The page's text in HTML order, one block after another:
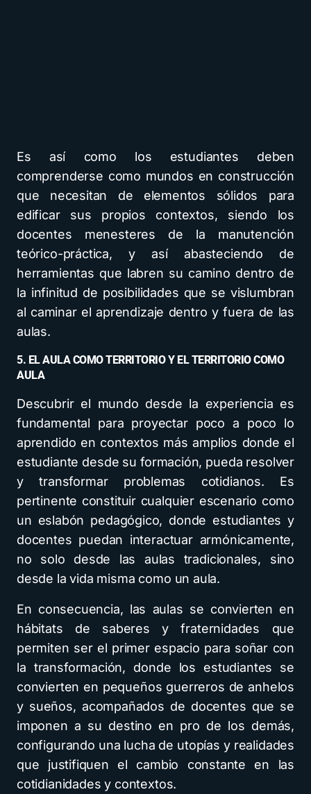
Es así como los estudiantes deben
comprenderse como mundos en construcción
que necesitan de elementos sólidos para
edificar sus propios contextos, siendo los
docentes menesteres de la manutención
teórico-práctica, y así abasteciendo de
herramientas que labren su camino dentro de
la infinitud de posibilidades que se vislumbran
al caminar el aprendizaje dentro y fuera de las
aulas.
5. EL AULA COMO TERRITORIO Y EL TERRITORIO COMO
AULA
Descubrir el mundo desde la experiencia es
fundamental para proyectar poco a poco lo
aprendido en contextos más amplios donde el
estudiante desde su formación, pueda resolver
y transformar problemas cotidianos. Es
pertinente constituir cualquier escenario como
un eslabón pedagógico, donde estudiantes y
docentes puedan interactuar armónicamente,
no solo desde las aulas tradicionales, sino
desde la vida misma como un aula.
En consecuencia, las aulas se convierten en
hábitats de saberes y fraternidades que
permiten ser el primer espacio para soñar con
la transformación, donde los estudiantes se
convierten en pequeños guerreros de anhelos
y sueños, acompañados de docentes que se
imponen a su destino en pro de los demás,
configurando una lucha de utopías y realidades
que justifiquen el cambio constante en las
cotidianidades y contextos.